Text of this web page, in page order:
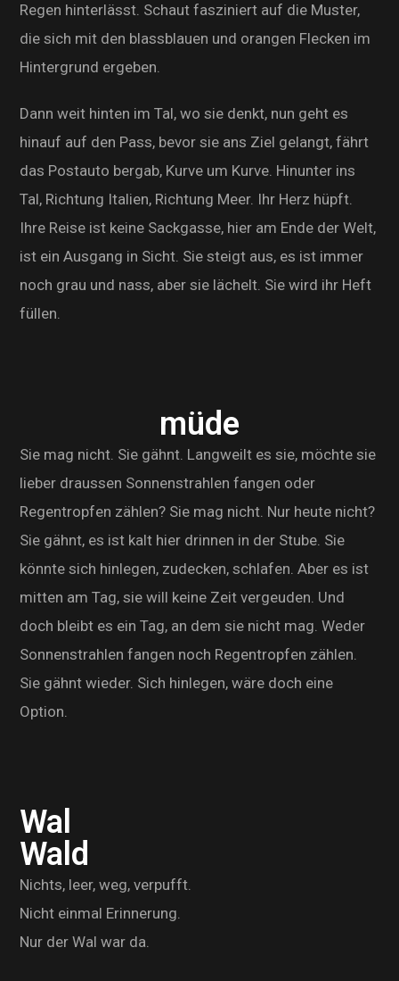
Regen hinterlässt. Schaut fasziniert auf die Muster,
die sich mit den blassblauen und orangen Flecken im
Hintergrund ergeben.
Dann weit hinten im Tal, wo sie denkt, nun geht es
hinauf auf den Pass, bevor sie ans Ziel gelangt, fährt
das Postauto bergab, Kurve um Kurve. Hinunter ins
Tal, Richtung Italien, Richtung Meer. Ihr Herz hüpft.
Ihre Reise ist keine Sackgasse, hier am Ende der Welt,
ist ein Ausgang in Sicht. Sie steigt aus, es ist immer
noch grau und nass, aber sie lächelt. Sie wird ihr Heft
füllen.
müde
Sie mag nicht. Sie gähnt. Langweilt es sie, möchte sie
lieber draussen Sonnenstrahlen fangen oder
Regentropfen zählen? Sie mag nicht. Nur heute nicht?
Sie gähnt, es ist kalt hier drinnen in der Stube. Sie
könnte sich hinlegen, zudecken, schlafen. Aber es ist
mitten am Tag, sie will keine Zeit vergeuden. Und
doch bleibt es ein Tag, an dem sie nicht mag. Weder
Sonnenstrahlen fangen noch Regentropfen zählen.
Sie gähnt wieder. Sich hinlegen, wäre doch eine
Option.
Wal
Wald
Nichts, leer, weg, verpufft.
Nicht einmal Erinnerung.
Nur der Wal war da.